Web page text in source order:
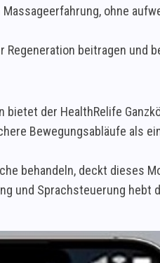
ohne
beitragen und
der HealthRelife
Bewegungsabläufe als
behandeln, deckt dieses
und Sprachsteuerung hebt